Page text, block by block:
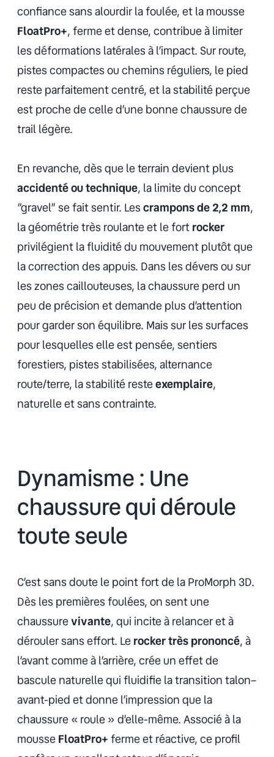
confiance sans alourdir la foulée, et la mousse
FloatPro+, ferme et dense, contribue à limiter
les déformations latérales à l’impact. Sur route,
pistes compactes ou chemins réguliers, le pied
reste parfaitement centré, et la stabilité perçue
est proche de celle d’une bonne chaussure de
trail légère.
En revanche, dès que le terrain devient plus
accidenté ou technique, la limite du concept
“gravel” se fait sentir. Lescrampons de 2,2 mm,
la géométrie très roulante et le fortrocker
privilégient la fluidité du mouvement plutôt que
la correction des appuis. Dans les dévers ou sur
les zones caillouteuses, la chaussure perd un
peu de précision et demande plus d’attention
pour garder son équilibre. Mais sur les surfaces
pour lesquelles elle est pensée, sentiers
forestiers, pistes stabilisées, alternance
route/terre, la stabilité resteexemplaire,
naturelle et sans contrainte.
Dynamisme : Une
chaussure qui déroule
toute seule
C’est sans doute le point fort de la ProMorph 3D.
Dès les premières foulées, on sent une
chaussurevivante, qui incite à relancer et à
dérouler sans effort. Lerocker très prononcé, à
l’avant comme à l’arrière, crée un effet de
bascule naturelle qui fluidifie la transition talon–
avant-pied et donne l’impression que la
chaussure « roule » d’elle-même. Associé à la
mousseFloatPro+ferme et réactive, ce profil